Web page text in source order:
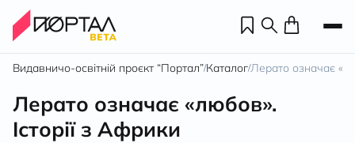
Видавничо-освітній проєкт “Портал”/Каталог/Лерато означає
Лерато означає «любов».
Історії з Африки